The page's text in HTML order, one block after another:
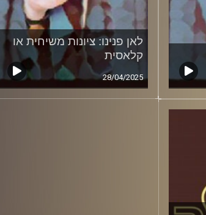
לאן פנינו: ציונות משיחית או
קלאסית
28/04/2025